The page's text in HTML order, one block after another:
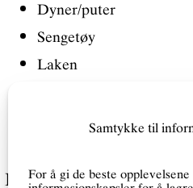
Dyner/puter
Sengetøy
Laken
2-fløyet balkongdør ut
BARNEROM
Samtykke til
For å gi de beste